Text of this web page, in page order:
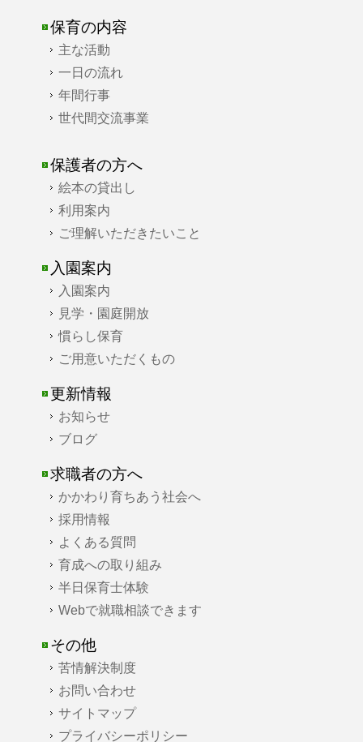
保育の内容
主な活動
一日の流れ
年間行事
世代間交流事業
保護者の方へ
絵本の貸出し
利用案内
ご理解いただきたいこと
入園案内
入園案内
見学・園庭開放
慣らし保育
ご用意いただくもの
更新情報
お知らせ
ブログ
求職者の方へ
かかわり育ちあう社会へ
採用情報
よくある質問
育成への取り組み
半日保育士体験
Webで就職相談できます
その他
苦情解決制度
お問い合わせ
サイトマップ
プライバシーポリシー